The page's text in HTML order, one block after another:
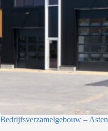
Bedrijfsverzamelgebouw – Asten